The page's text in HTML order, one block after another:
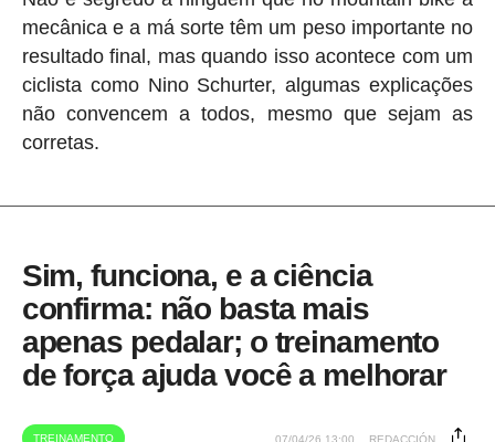
mecânica e a má sorte têm um peso importante no
resultado final, mas quando isso acontece com um
ciclista como Nino Schurter, algumas explicações
não convencem a todos, mesmo que sejam as
corretas.
Sim, funciona, e a ciência
confirma: não basta mais
apenas pedalar; o treinamento
de força ajuda você a melhorar
TREINAMENTO 07/04/26 13:00 REDACCIÓN